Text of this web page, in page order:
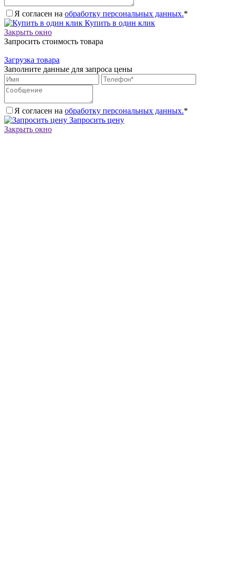
Я согласен на обработку персональных данных.*
Купить в один клик
Закрыть окно
Запросить стоимость товара
Загрузка товара
Заполните данные для запроса цены
Я согласен на обработку персональных данных.*
Запросить цену
Закрыть окно